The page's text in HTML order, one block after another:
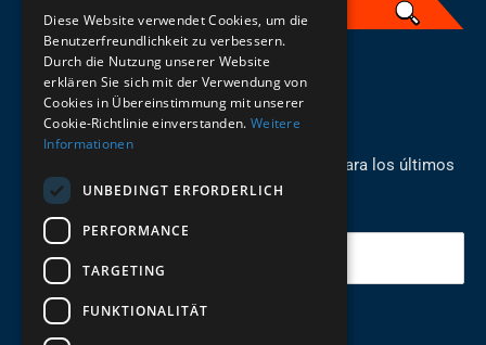
REGÍSTRESE PARA EL BOLETÍN
¡Manténgase al día con los recién llegados para los últimos
modelos!
Tu correo electrónico
Enviar
Spanisch
Diese Website verwendet Cookies, um die
Benutzerfreundlichkeit zu verbessern.
Durch die Nutzung unserer Website
erklären Sie sich mit der Verwendung von
Cookies in Übereinstimmung mit unserer
Cookie-Richtlinie einverstanden. Weitere
Informationen
UNBEDINGT ERFORDERLICH
PERFORMANCE
TARGETING
FUNKTIONALITÄT